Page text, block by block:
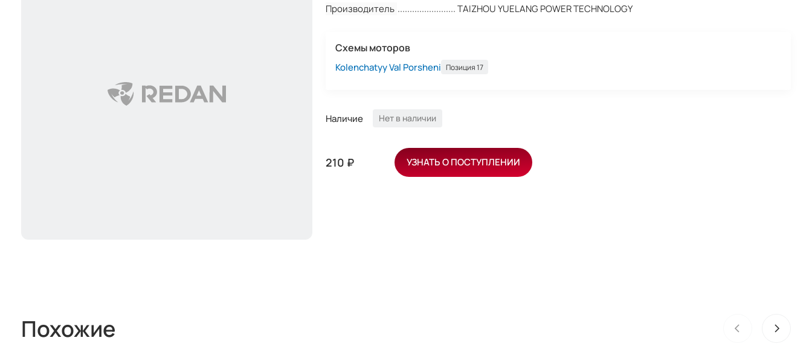
Производитель
TAIZHOU YUELANG POWER TECHNOLOGY
Схемы моторов
Kolenchatyy Val Porsheni Позиция 17
Наличие Нет в наличии
210 ₽ УЗНАТЬ О ПОСТУПЛЕНИИ
Похожие